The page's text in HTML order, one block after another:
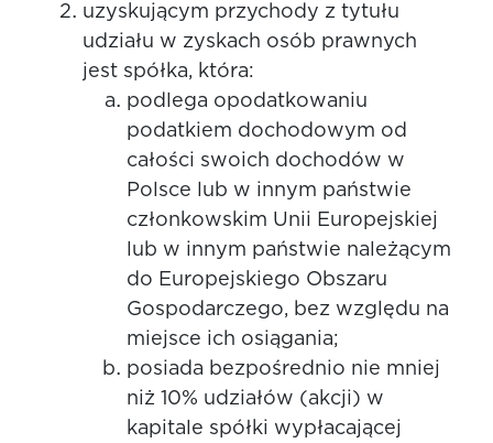
uzyskującym przychody z tytułu
udziału w zyskach osób prawnych
jest spółka, która:
podlega opodatkowaniu
podatkiem dochodowym od
całości swoich dochodów w
Polsce lub w innym państwie
członkowskim Unii Europejskiej
lub w innym państwie należącym
do Europejskiego Obszaru
Gospodarczego, bez względu na
miejsce ich osiągania;
posiada bezpośrednio nie mniej
niż 10% udziałów (akcji) w
kapitale spółki wypłacającej